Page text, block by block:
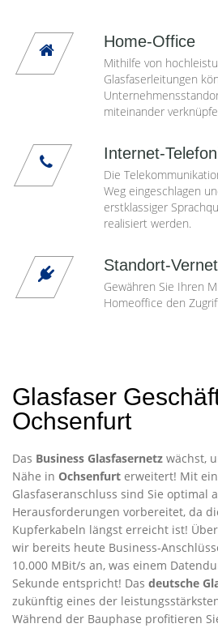
Home-Office
Mithilfe von
Glasfaserleitungen
miteinander
Internet-
Die
Weg eingeschlagen
erstklassiger
realisiert werden.
Standort-
Gewähren Sie Ihren
Homeoffice den
Glasfaser
Ochsenfurt
Das Business Glasfasernetz wächst,
Nähe in Ochsenfurt erweitert! Mit
Glasfaseranschluss sind Sie optimal
Herausforderungen vorbereitet, da
Kupferkabeln längst erreicht ist!
wir bereits heute Business-
10.000 MBit/s an, was einem
Sekunde entspricht! Das deutsche
zukünftig eines der
Während der Bauphase profitieren